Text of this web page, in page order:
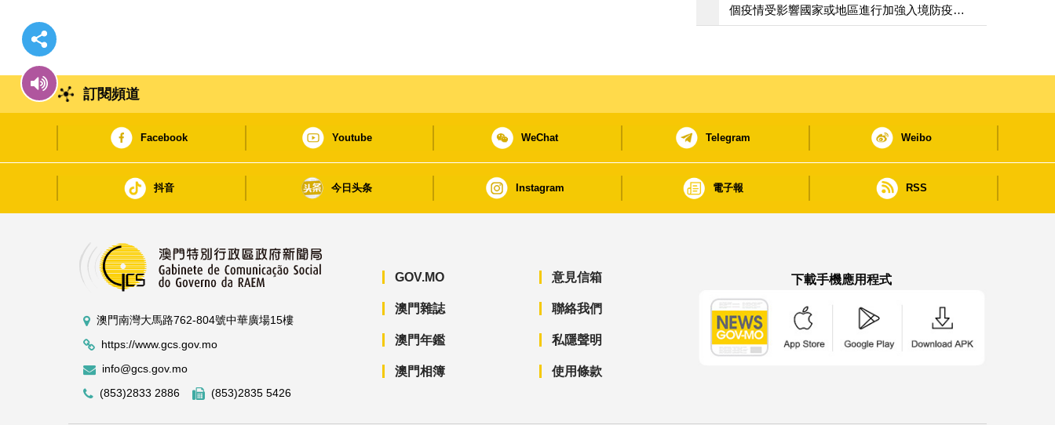
個疫情受影響國家或地區進行加強入境防疫措
施
訂閱頻道
Facebook Youtube WeChat Telegram Weibo
抖音 今日头条 Instagram 電子報 RSS
澳門南灣大馬路762-804號中華廣場15樓
https://www.gcs.gov.mo
info@gcs.gov.mo
(853)2833 2886
(853)2835 5426
GOV.MO
澳門雜誌
澳門年鑑
澳門相簿
意見信箱
聯絡我們
私隱聲明
使用條款
下載手機應用程式